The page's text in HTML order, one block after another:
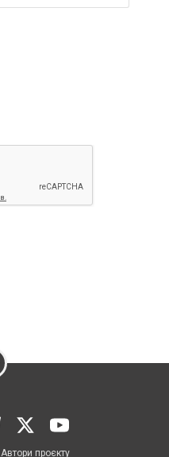
Автори проєкту